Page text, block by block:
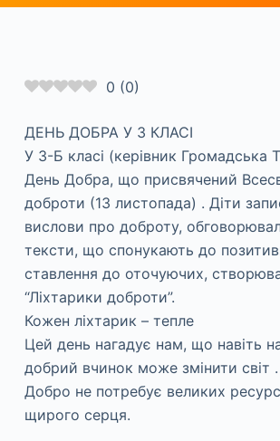
0 (0)
ДЕНЬ ДОБРА У 3 КЛАСІ
У 3-Б класі (керівник Громадська
День Добра, що присвячений
доброти (13 листопада) . Діти
вислови про доброту,
тексти, що спонукають до
ставлення до оточуючих,
“Ліхтарики доброти”.
Кожен ліхтарик – тепле
Цей день нагадує нам, що навіть
добрий вчинок може змінити світ .
Добро не потребує великих
щирого серця.